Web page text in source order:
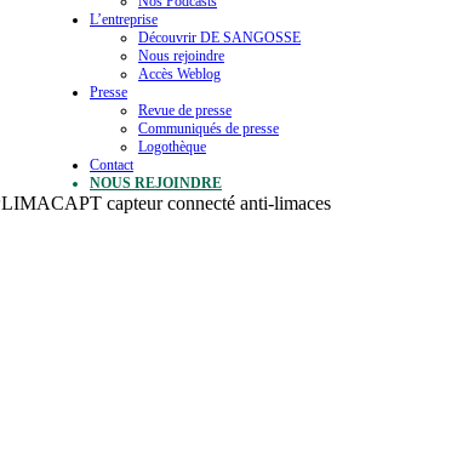
L’entreprise
Découvrir DE SANGOSSE
Nous rejoindre
Accès Weblog
Presse
Revue de presse
Communiqués de presse
Logothèque
Contact
NOUS REJOINDRE
LIMACAPT capteur connecté anti-limaces